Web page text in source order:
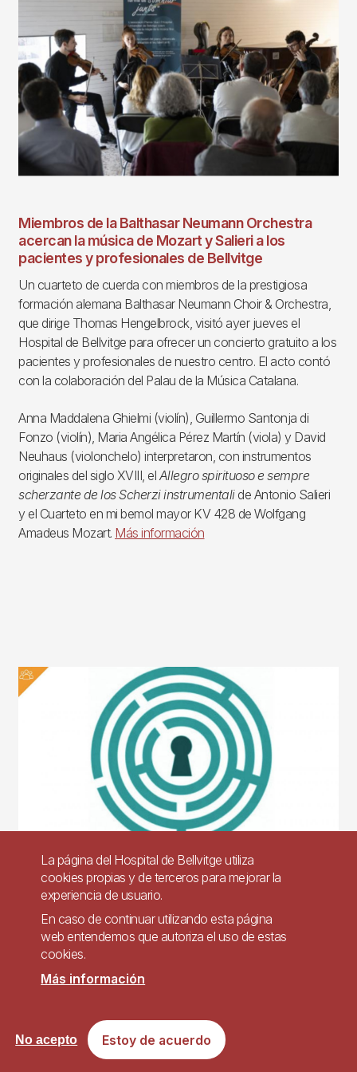
Miembros de la Balthasar Neumann Orchestra
acercan la música de Mozart y Salieri a los
pacientes y profesionales de Bellvitge
Un cuarteto de cuerda con miembros de la prestigiosa
formación alemana Balthasar Neumann Choir & Orchestra,
que dirige Thomas Hengelbrock, visitó ayer jueves el
Hospital de Bellvitge para ofrecer un concierto gratuito a los
pacientes y profesionales de nuestro centro. El acto contó
con la colaboración del Palau de la Música Catalana.
Anna Maddalena Ghielmi (violín), Guillermo Santonja di
Fonzo (violín), Maria Angélica Pérez Martín (viola) y David
Neuhaus (violonchelo) interpretaron, con instrumentos
originales del siglo XVIII, el Allegro spirituoso e sempre
scherzante de los Scherzi instrumentalide Antonio Salieri
y el Cuarteto en mi bemol mayor KV 428 de Wolfgang
Amadeus Mozart. Más información
Participa en el Escape Room de la Unidad de Salud
y Prevención: una experiencia formativa y
colaborativa
Con motivo del Día Internacional de la Seguridad y Salud en
el trabajo y la celebración de los 25 años de las Unidades
La página del Hospital de Bellvitge utiliza
cookies propias y de terceros para mejorar la
experiencia de usuario.
En caso de continuar utilizando esta página
web entendemos que autoriza el uso de estas
cookies.
Más información
Estoy de acuerdo
No acepto